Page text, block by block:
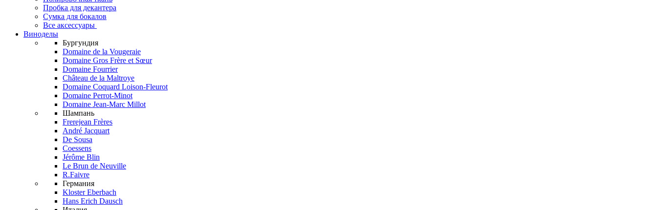
Пробка для декантера
Сумка для бокалов
Все аксессуары
Виноделы
Бургундия
Domaine de la Vougeraie
Domaine Gros Frère et Sœur
Domaine Fourrier
Château de la Maltroye
Domaine Coquard Loison-Fleurot
Domaine Perrot-Minot
Domaine Jean-Marc Millot
Шампань
Frerejean Frères
André Jacquart
De Sousa
Coessens
Jérôme Blin
Le Brun de Neuville
R.Faivre
Германия
Kloster Eberbach
Hans Erich Dausch